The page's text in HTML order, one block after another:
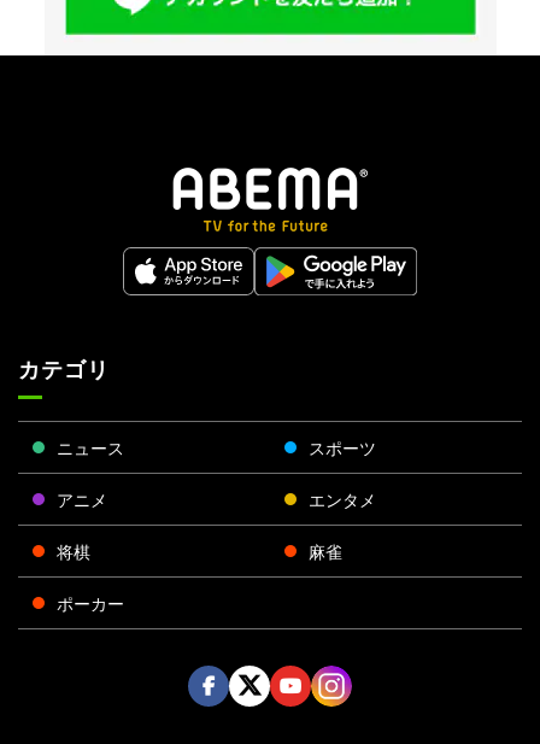
カテゴリ
ニュース スポーツ
アニメ エンタメ
将棋 麻雀
ポーカー